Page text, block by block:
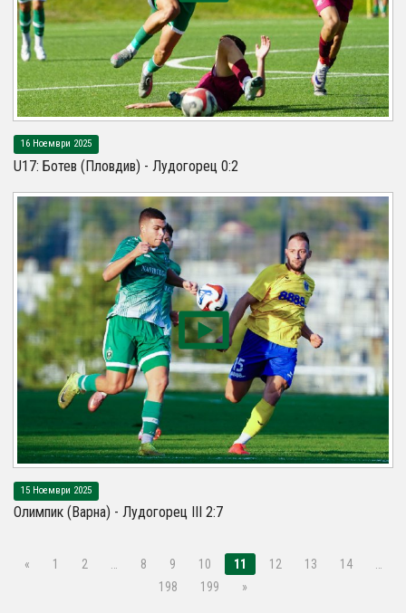
16 Ноември 2025
U17: Ботев (Пловдив) - Лудогорец 0:2
15 Ноември 2025
Олимпик (Варна) - Лудогорец III 2:7
« 1 2 8 9 10 11 12 13 14
198
199 »